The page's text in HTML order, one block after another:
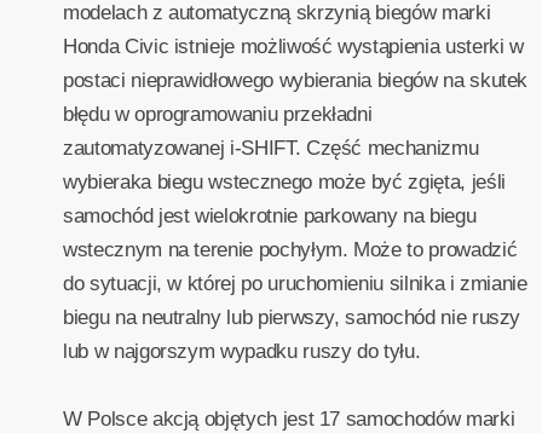
modelach z automatyczną skrzynią biegów marki
Honda Civic istnieje możliwość wystąpienia usterki w
postaci nieprawidłowego wybierania biegów na skutek
błędu w oprogramowaniu przekładni
zautomatyzowanej i-SHIFT. Część mechanizmu
wybieraka biegu wstecznego może być zgięta, jeśli
samochód jest wielokrotnie parkowany na biegu
wstecznym na terenie pochyłym. Może to prowadzić
do sytuacji, w której po uruchomieniu silnika i zmianie
biegu na neutralny lub pierwszy, samochód nie ruszy
lub w najgorszym wypadku ruszy do tyłu.
W Polsce akcją objętych jest 17 samochodów marki